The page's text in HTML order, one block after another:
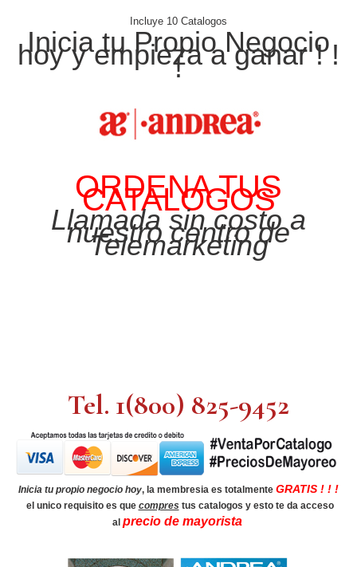
Incluye 10 Catalogos
Inicia tu Propio Negocio
hoy y empieza a ganar ! !
!
ORDENA TUS
CATALOGOS
Llamada sin costo a
nuestro centro de
Telemarketing
Tel. 1(800) 825-9452
Inicia tu propio negocio hoy, la membresia es totalmente GRATIS ! ! !
el unico requisito es que compres tus catalogos y esto te da acceso
al precio de mayorista